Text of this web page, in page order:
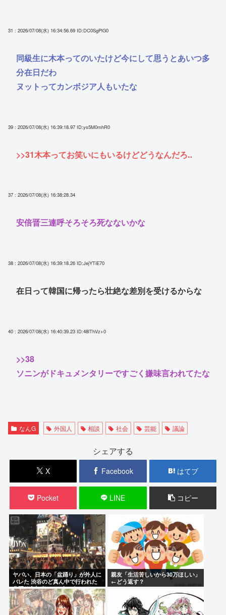
31 : 2026/07/08(水) 16:34:56.69 ID:DC0SgPlG0
同級生に木本ってのいたけど今にして思うとあいつ多
分在日だわ
ヌットってカンボジア人もいたな
39 : 2026/07/08(水) 16:39:18.97 ID:ys5M0mhR0
>>31木本ってお笑いにもいるけどどうなんだろ‥
37 : 2026/07/08(水) 16:38:28.34
安倍晋三連呼そろそろ死なないかな
38 : 2026/07/08(水) 16:39:18.26 ID:JejYTiE70
在日って韓国に帰ったら壮絶な差別を受けるからな
40 : 2026/07/08(水) 16:40:39.23 ID:48lThVz+0
>>38
ソニンがドキュメンタリーですごく嫌味言われてたな
なんG 外国人 相談 社会 芸能 議論
シェアする
X Facebook はてブ
Pocket LINE コピー
ヤバい、日本の「盆踊り」が外人に
バレた 渋谷のど真ん中で行われた
盆踊り参加者67000人のうち20000
人が外人、ダンシングヒーローに熱
狂
親友「生活苦しいから30万ほしい」
←どう返す？